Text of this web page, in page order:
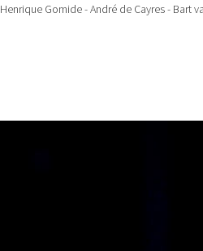
Henrique Gomide - André de Cayres - Bart